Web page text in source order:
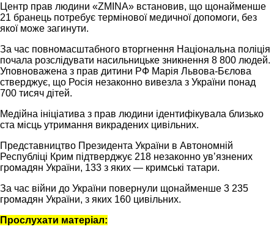
Центр прав людини «ZMINA» встановив, що щонайменше
21 бранець потребує термінової медичної допомоги, без
якої може загинути.
За час повномасштабного вторгнення Національна поліція
почала розслідувати насильницьке зникнення 8 800 людей.
Уповноважена з прав дитини РФ Марія Львова-Бєлова
стверджує, що Росія незаконно вивезла з України понад
700 тисяч дітей.
Медійна ініціатива з прав людини ідентифікувала близько
ста місць утримання викрадених цивільних.
Представництво Президента України в Автономній
Республіці Крим підтверджує 218 незаконно увʼязнених
громадян України, 133 з яких — кримські татари.
За час війни до України повернули щонайменше 3 235
громадян України, з яких 160 цивільних.
Прослухати матеріал: